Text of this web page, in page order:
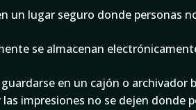
un lugar seguro donde personas
se almacenan
en un cajón o archivador
impresiones no se dejen